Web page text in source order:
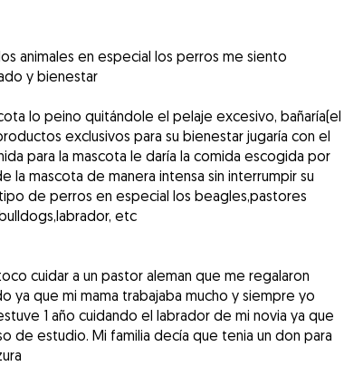
animales en especial los perros me siento
y bienestar
lo peino quitándole el pelaje excesivo, bañaría(el
exclusivos para su bienestar jugaría con el
para la mascota le daría la comida escogida por
la mascota de manera intensa sin interrumpir su
de perros en especial los beagles,pastores
etc
cuidar a un pastor aleman que me regalaron
ya que mi mama trabajaba mucho y siempre yo
1 año cuidando el labrador de mi novia ya que
de estudio. Mi familia decía que tenia un don para